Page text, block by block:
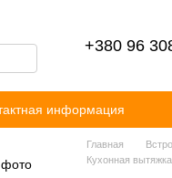
+380 96
информация
Блог Отзывы
Главная
Кухонная